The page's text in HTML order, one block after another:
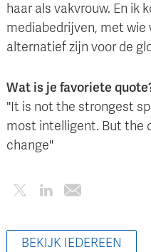
haar als vakvrouw. En ik
mediabedrijven, met wie
alternatief zijn voor de
Wat is je favoriete
"It is not the strongest
most intelligent. But the
change"
BEKIJK IEDEREEN